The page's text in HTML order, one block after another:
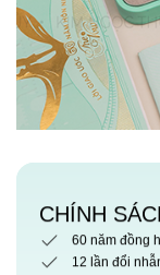
CHÍNH
60 năm đồng
12 lần đổi